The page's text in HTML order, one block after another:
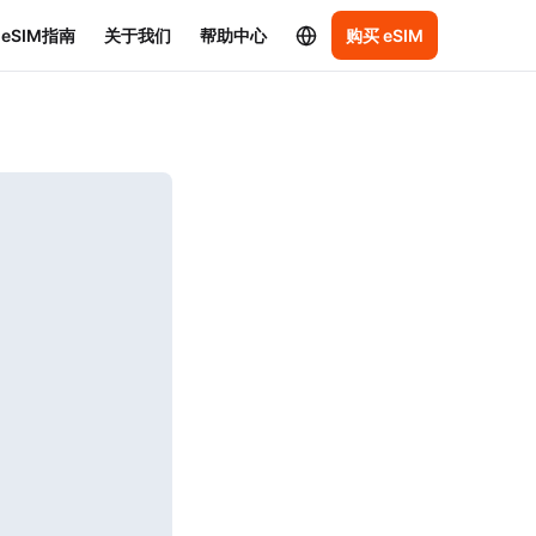
eSIM指南 关于我们 帮助中心 购买 eSIM